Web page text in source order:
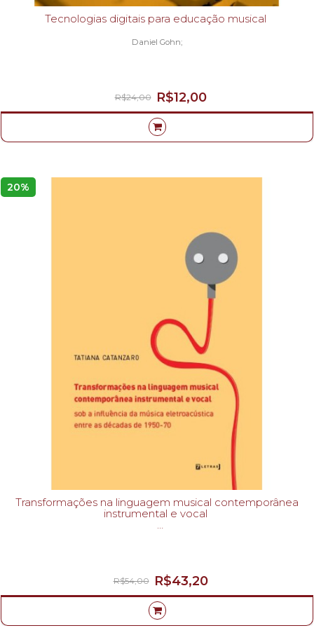
Tecnologias digitais para educação musical
Daniel Gohn;
R$12,00
R$24,00
20%
Transformações na linguagem musical contemporânea
instrumental e vocal
R$43,20
R$54,00